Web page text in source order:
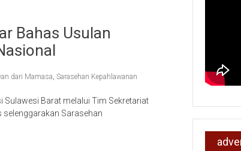
Bahas Usulan
dari Mamasa Sarasehan Kepahlawanan
Barat melalui Tim Sekretariat
Sarasehan